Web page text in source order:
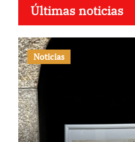
Últimas noticias
Noticias